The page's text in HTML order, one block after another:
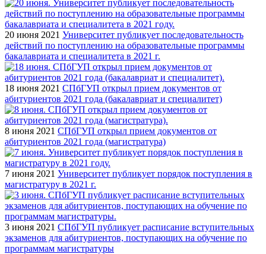
20 июня 2021 Университет публикует последовательность
действий по поступлению на образовательные программы
бакалавриата и специалитета в 2021 г.
18 июня 2021 СПбГУП открыл прием документов от
абитуриентов 2021 года (бакалавриат и специалитет)
8 июня 2021 СПбГУП открыл прием документов от
абитуриентов 2021 года (магистратура)
7 июня 2021 Университет публикует порядок поступления в
магистратуру в 2021 г.
3 июня 2021 СПбГУП публикует расписание вступительных
экзаменов для абитуриентов, поступающих на обучение по
программам магистратуры